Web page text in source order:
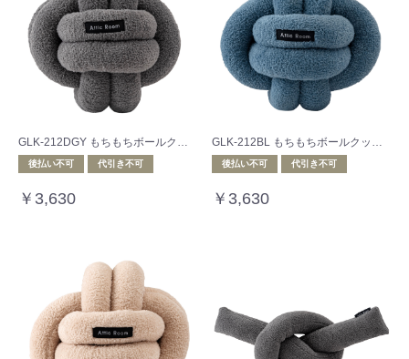
後払い不可 代引き不可
￥3,630
後払い不可 代引き不可
￥3,630